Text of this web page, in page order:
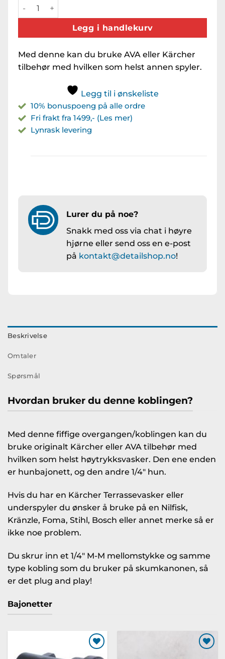
R+M Suttner Hunbajonett for Kärcher/AVA antall
Legg i handlekurv
Med denne kan du bruke AVA eller Kärcher
tilbehør med hvilken som helst annen spyler.
Legg til i ønskeliste
10% bonuspoeng på alle ordre
Fri frakt fra 1499,- (Les mer)
Lynrask levering
Lurer du på noe?
Snakk med oss via chat i høyre
hjørne eller send oss en e-post
på kontakt@detailshop.no!
Beskrivelse
Omtaler
Spørsmål
Hvordan bruker du denne koblingen?
Med denne fiffige overgangen/koblingen kan du
bruke originalt Kärcher eller AVA tilbehør med
hvilken som helst høytrykksvasker. Den ene enden
er hunbajonett, og den andre 1/4″ hun.
Hvis du har en Kärcher Terrassevasker eller
underspyler du ønsker å bruke på en Nilfisk,
Kränzle, Foma, Stihl, Bosch eller annet merke så er
ikke noe problem.
Du skrur inn et 1/4″ M-M mellomstykke og samme
type kobling som du bruker på skumkanonen, så
er det plug and play!
Bajonetter
Legg til